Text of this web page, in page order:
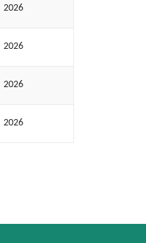
2026
2026
2026
2026